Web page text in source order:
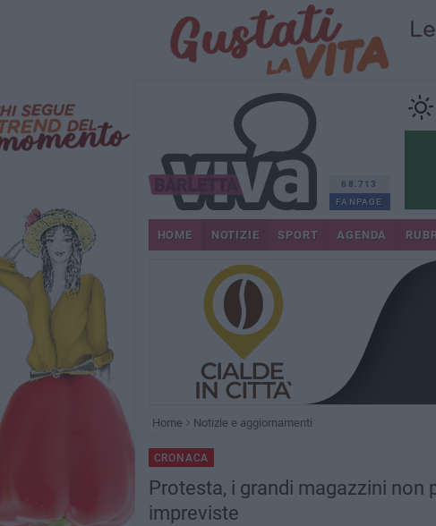
68.713
FANPAGE
HOME NOTIZIE SPORT AGENDA
Home Notizie e aggiornamenti
CRONACA
Protesta, i grandi magazzini non
impreviste